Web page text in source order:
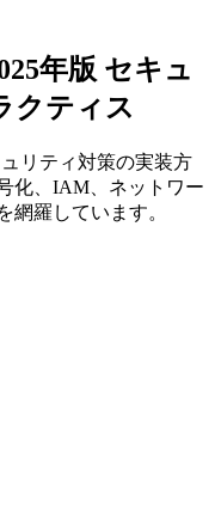
年版 セキュ
クティス
リティ対策の実装方
化、IAM、ネットワー
網羅しています。